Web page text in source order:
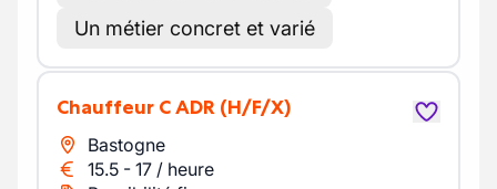
Un métier concret et varié
Chauffeur C ADR (H/F/X)
Bastogne
15.5 - 17 / heure